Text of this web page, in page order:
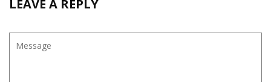
LEAVE A REPLY